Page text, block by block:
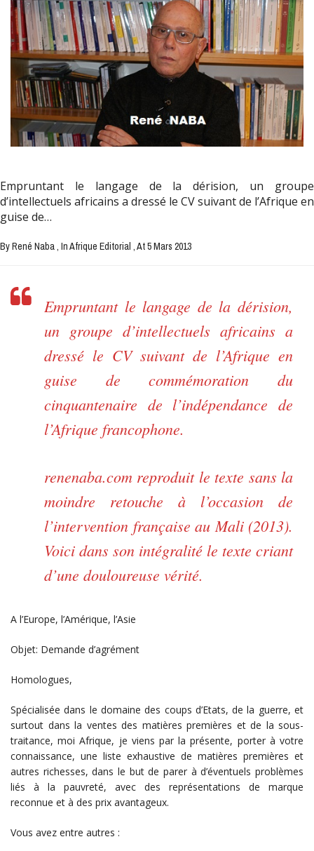
Empruntant le langage de la dérision, un groupe
d’intellectuels africains a dressé le CV suivant de l’Afrique en
guise de…
By René Naba, In Afrique Editorial , At 5 Mars 2013
Empruntant le langage de la dérision,
un groupe d’intellectuels africains a
dressé le CV suivant de l’Afrique en
guise de commémoration du
cinquantenaire de l’indépendance de
l’Afrique francophone.
renenaba.com reproduit le texte sans la
moindre retouche à l’occasion de
l’intervention française au Mali (2013).
Voici dans son intégralité le texte criant
d’une douloureuse vérité.
A l’Europe, l’Amérique, l’Asie
Objet: Demande d’agrément
Homologues,
Spécialisée dans le domaine des coups d’Etats, de la guerre, et
surtout dans la ventes des matières premières et de la sous-
traitance, moi Afrique, je viens par la présente, porter à votre
connaissance, une liste exhaustive de matières premières et
autres richesses, dans le but de parer à d’éventuels problèmes
liés à la pauvreté, avec des représentations de marque
reconnue et à des prix avantageux.
Vous avez entre autres :